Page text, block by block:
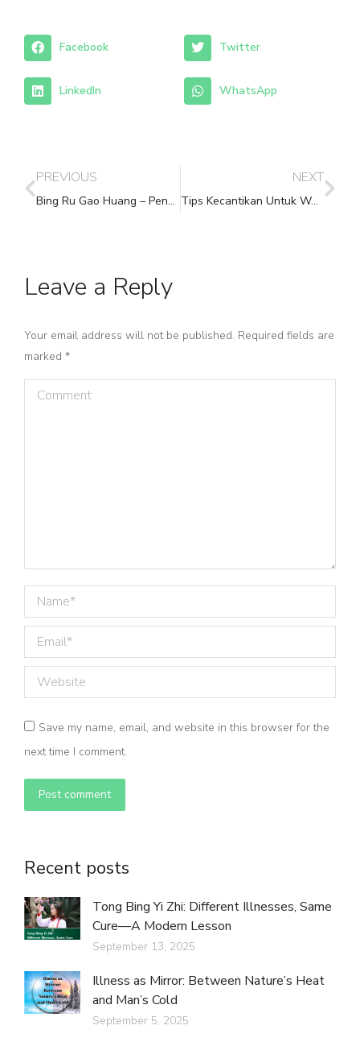
Facebook Twitter
LinkedIn WhatsApp
PREVIOUS
Bing Ru Gao Huang – Penyakit Telah Masuk ke Dalam Gaohuang
NEXT
Tips Kecantikan Untuk Wajah
Leave a Reply
Your email address will not be published. Required fields are
marked *
Comment
Name *
Email *
Website
Save my name, email, and website in this browser for the
next time I comment.
Post comment
Recent posts
Tong Bing Yi Zhi: Different Illnesses, Same
Cure—A Modern Lesson
September 13, 2025
Illness as Mirror: Between Nature’s Heat
and Man’s Cold
September 5, 2025